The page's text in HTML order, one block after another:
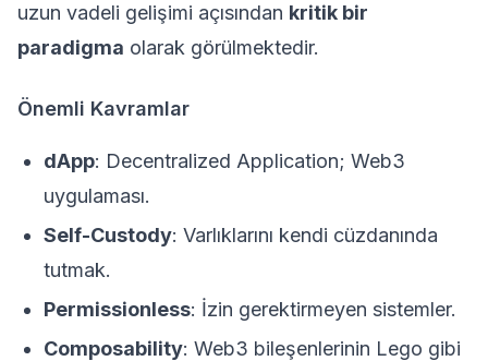
uzun vadeli gelişimi açısından kritik bir
paradigma olarak görülmektedir.
Önemli Kavramlar
dApp: Decentralized Application; Web3
uygulaması.
Self-Custody: Varlıklarını kendi cüzdanında
tutmak.
Permissionless: İzin gerektirmeyen sistemler.
Composability: Web3 bileşenlerinin Lego gibi